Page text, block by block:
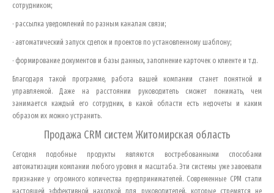
сотрудником;
· рассылка уведомлений по разным каналам связи;
· автоматический запуск сделок и проектов по установленному шаблону;
· формирование документов и базы данных, заполнение карточек о клиенте и т.д.
Благодаря такой программе, работа вашей компании станет понятной и
управляемой. Даже на расстоянии руководитель сможет понимать, чем
занимается каждый его сотрудник, в какой области есть недочеты и каким
образом их можно устранить.
Продажа CRM систем Житомирская область
Сегодня подобные продукты являются востребованными способами
автоматизации компании любого уровня и масштаба. Эти системы уже завоевали
признание у огромного количества предпринимателей. Современные СРМ стали
настоящей эффективной находкой для руководителей, которые стремятся не